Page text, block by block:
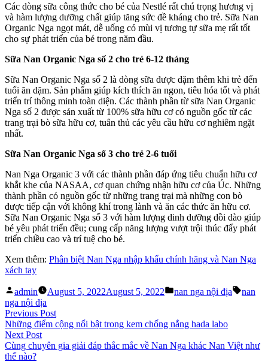
Các dòng sữa công thức cho bé của Nestlé rất chú trọng hương vị
và hàm lượng dưỡng chất giúp tăng sức đề kháng cho trẻ. Sữa Nan
Organic Nga ngọt mát, dễ uống có mùi vị tương tự sữa mẹ rất tốt
cho sự phát triển của bé trong năm đầu.
Sữa Nan Organic Nga số 2 cho trẻ 6-12 tháng
Sữa Nan Organic Nga số 2 là dòng sữa được dặm thêm khi trẻ đến
tuổi ăn dặm. Sản phẩm giúp kích thích ăn ngon, tiêu hóa tốt và phát
triển trí thông minh toàn diện. Các thành phần từ sữa Nan Organic
Nga số 2 được sản xuất từ 100% sữa hữu cơ có nguồn gốc từ các
trang trại bò sữa hữu cơ, tuân thủ các yêu cầu hữu cơ nghiêm ngặt
nhất.
Sữa Nan Organic Nga số 3 cho trẻ 2-6 tuổi
Nan Nga Organic 3 với các thành phần đáp ứng tiêu chuẩn hữu cơ
khắt khe của NASAA, cơ quan chứng nhận hữu cơ của Úc. Những
thành phần có nguồn gốc từ những trang trại mà những con bò
được tiếp cận với không khí trong lành và ăn các thức ăn hữu cơ.
Sữa Nan Organic Nga số 3 với hàm lượng dinh dưỡng dồi dào giúp
bé yêu phát triển đều; cung cấp năng lượng vượt trội thúc đẩy phát
triển chiều cao và trí tuệ cho bé.
Xem thêm: Phân biệt Nan Nga nhập khẩu chính hãng và Nan Nga
xách tay
Posted
by
admin August 5, 2022August 5, 2022
Posted
nan nga nội địa Tags:
nan
nga nội địa
Post
navigation
Previous PostPrevious
post:
Những điểm cộng nổi bật trong kem chống nắng hada labo
Next PostNext
post:
Cùng chuyên gia giải đáp thắc mắc về Nan Nga khác Nan Việt như
thế nào?